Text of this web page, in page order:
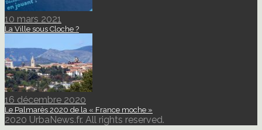
10 mars 2021
La Ville sous Cloche ?
16 décembre 2020
Le Palmarès 2020 de la « France moche »
2020 UrbaNews.fr. All rights reserved.